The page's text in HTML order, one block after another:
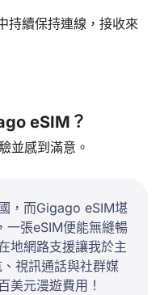
持續保持連線，接收來
eSIM？
並感到滿意。
，而Gigago eSIM堪
一張eSIM便能無縫暢
地網路支援讓我於主
視訊通話與社群媒
美元漫遊費用！